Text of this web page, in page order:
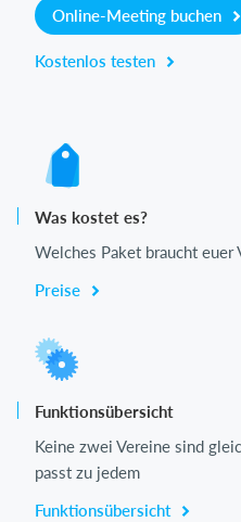
Online-Meeting buchen
Kostenlos testen
Was kostet es?
Welches Paket braucht euer
Preise
Funktionsübersicht
Keine zwei Vereine sind
passt zu jedem
Funktionsübersicht